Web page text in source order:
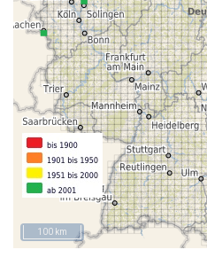
100 km